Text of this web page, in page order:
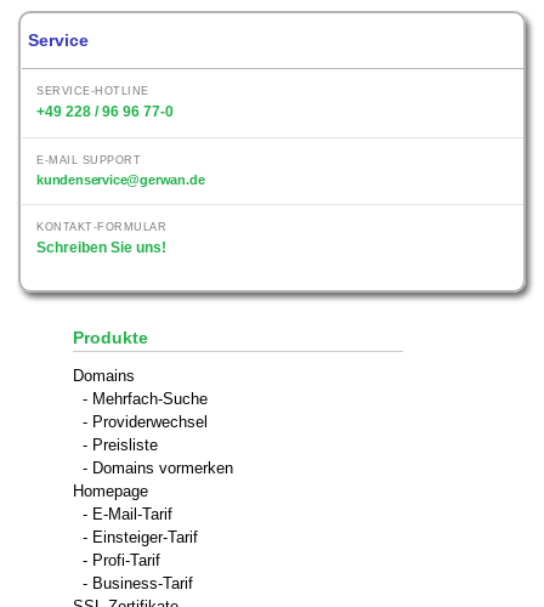
Service
SERVICE-HOTLINE
+49 228 / 96 96 77-0
E-MAIL SUPPORT
kundenservice@gerwan.de
KONTAKT-FORMULAR
Schreiben Sie uns!
Produkte
Domains
- Mehrfach-Suche
- Providerwechsel
- Preisliste
- Domains vormerken
Homepage
- E-Mail-Tarif
- Einsteiger-Tarif
- Profi-Tarif
- Business-Tarif